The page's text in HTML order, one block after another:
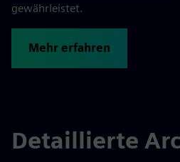
gewährleistet.
Mehr erfahren
Detaillierte